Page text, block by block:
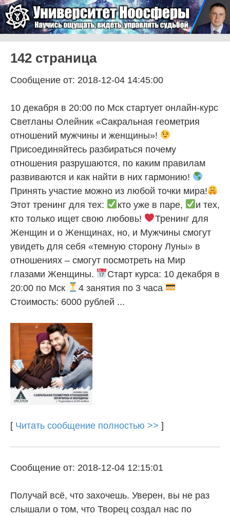
Университет Ноосферы
142 страница
Сообщение от: 2018-12-04 14:45:00
10 декабря в 20:00 по Мск стартует онлайн-курс
Светланы Олейник «Сакральная геометрия
отношений мужчины и женщины»!
Присоединяйтесь разбираться почему
отношения разрушаются, по каким правилам
развиваются и как найти в них гармонию!
Принять участие можно из любой точки мира!
Этот тренинг для тех:
кто уже в паре,
и тех,
кто только ищет свою любовь!
Тренинг для
Женщин и о Женщинах, но, и Мужчины смогут
увидеть для себя «темную сторону Луны» в
отношениях – смогут посмотреть на Мир
глазами Женщины.
Старт курса: 10 декабря в
20:00 по Мск
4 занятия по 3 часа
Стоимость: 6000 рублей ...
[ Читать сообщение полностью >> ]
Сообщение от: 2018-12-04 12:15:01
Получай всё, что захочешь. Уверен, вы не раз
слышали о том, что Творец создал нас по